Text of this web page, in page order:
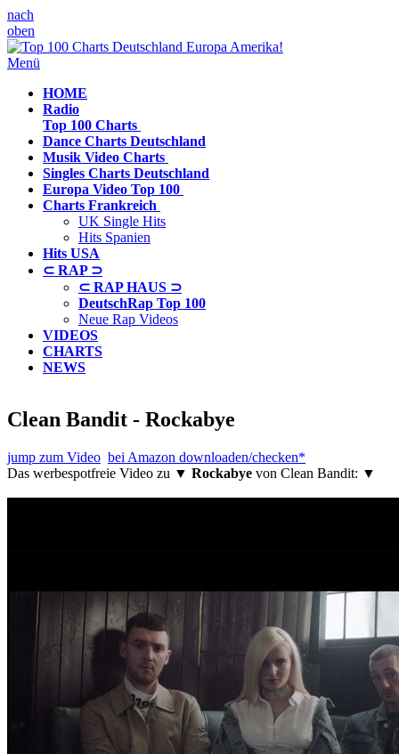
nach
oben
Menü
HOME
Radio
Top 100 Charts
Dance Charts Deutschland
Musik Video Charts
Singles Charts Deutschland
Europa Video Top 100
Charts Frankreich
UK Single Hits
Hits Spanien
Hits USA
⊂ RAP ⊃
⊂ RAP HAUS ⊃
DeutschRap Top 100
Neue Rap Videos
VIDEOS
CHARTS
NEWS
Clean Bandit - Rockabye
jump zum Video bei Amazon downloaden/checken*
Das werbespotfreie Video zu ▼ Rockabye von Clean Bandit: ▼